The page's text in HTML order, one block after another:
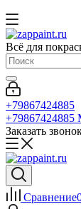
Всё для
+79867424885
+79867424885
Заказать
Сравнение